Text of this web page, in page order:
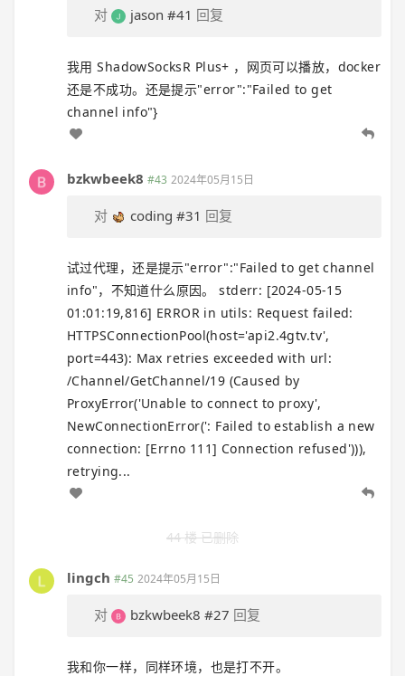
对 jason #41 回复
我用 ShadowSocksR Plus+ ，网页可以播放，docker
还是不成功。还是提示"error":"Failed to get
channel info"}
bzkwbeek8 #43 2024年05月15日
对 coding #31 回复
试过代理，还是提示"error":"Failed to get channel
info"，不知道什么原因。 stderr: [2024-05-15
01:01:19,816] ERROR in utils: Request failed:
HTTPSConnectionPool(host='api2.4gtv.tv',
port=443): Max retries exceeded with url:
/Channel/GetChannel/19 (Caused by
ProxyError('Unable to connect to proxy',
NewConnectionError(': Failed to establish a new
connection: [Errno 111] Connection refused'))),
retrying...
44 楼 已删除
lingch #45 2024年05月15日
对 bzkwbeek8 #27 回复
我和你一样，同样环境，也是打不开。